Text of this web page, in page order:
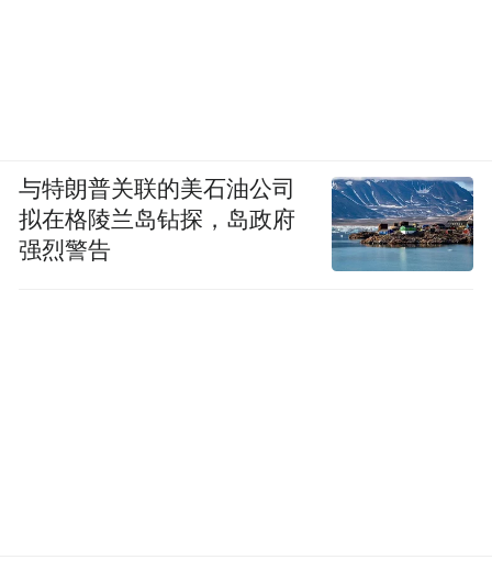
与特朗普关联的美石油公司
拟在格陵兰岛钻探，岛政府
强烈警告